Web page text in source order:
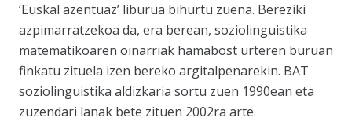
‘Euskal azentuaz’ liburua bihurtu zuena. Bereziki
azpimarratzekoa da, era berean, soziolinguistika
matematikoaren oinarriak hamabost urteren buruan
finkatu zituela izen bereko argitalpenarekin. BAT
soziolinguistika aldizkaria sortu zuen 1990ean eta
zuzendari lanak bete zituen 2002ra arte.